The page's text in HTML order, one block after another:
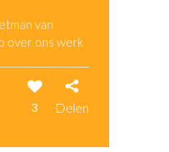
van
over ons werk
3 Delen